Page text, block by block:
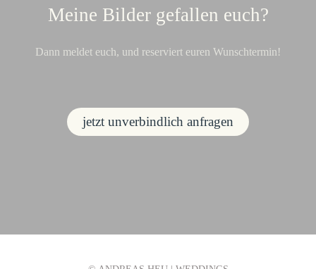
Meine Bilder gefallen euch?
Dann meldet euch, und reserviert euren Wunschtermin!
jetzt unverbindlich anfragen